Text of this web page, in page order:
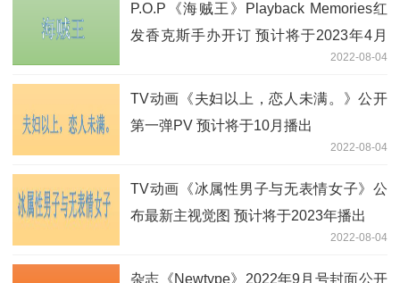
P.O.P《海贼王》Playback Memories红
发香克斯手办开订 预计将于2023年4月
2022-08-04
TV动画《夫妇以上，恋人未满。》公开
第一弹PV 预计将于10月播出
2022-08-04
TV动画《冰属性男子与无表情女子》公
布最新主视觉图 预计将于2023年播出
2022-08-04
杂志《Newtype》2022年9月号封面公开